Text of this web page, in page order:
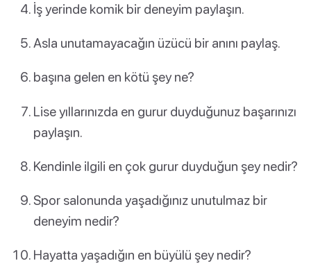
İş yerinde komik bir deneyim paylaşın.
Asla unutamayacağın üzücü bir anını paylaş.
başına gelen en kötü şey ne?
Lise yıllarınızda en gurur duyduğunuz başarınızı
paylaşın.
Kendinle ilgili en çok gurur duyduğun şey nedir?
Spor salonunda yaşadığınız unutulmaz bir
deneyim nedir?
Hayatta yaşadığın en büyülü şey nedir?